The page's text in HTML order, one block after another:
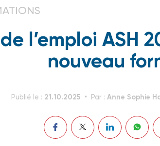
l’emploi ASH
nouveau
Publié le : 21.10.2025 Par : Anne Sophie